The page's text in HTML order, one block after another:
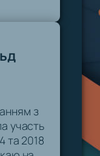
з
участь
та 2018